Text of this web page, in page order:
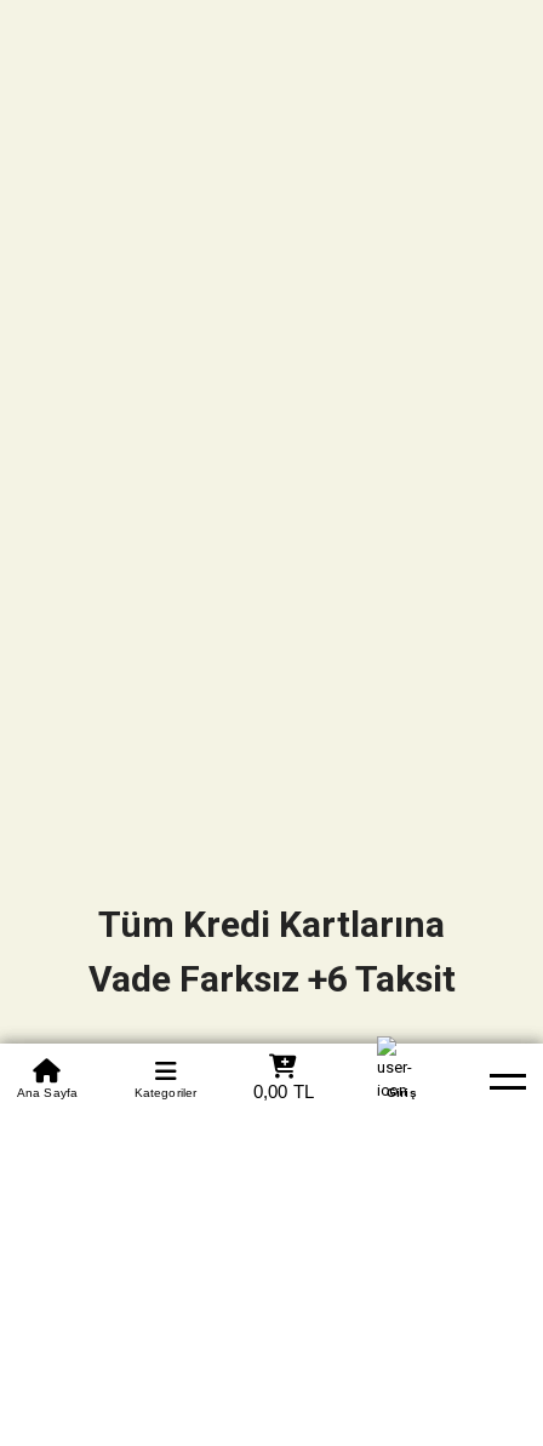
0850 305 09 70
Beden Tablosu Banka Hesapları Whatsapp Yardım
Ana Sayfa Kategoriler 0,00 TL Giriş
Tüm Kredi Kartlarına
Vade Farksız +6 Taksit